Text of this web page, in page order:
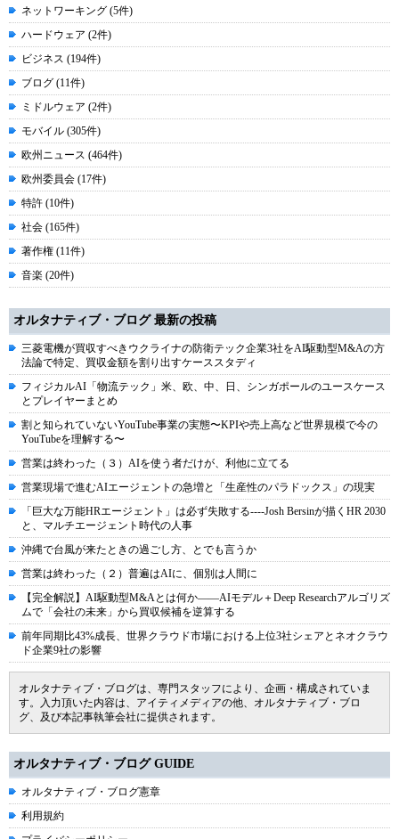
ネットワーキング (5件)
ハードウェア (2件)
ビジネス (194件)
ブログ (11件)
ミドルウェア (2件)
モバイル (305件)
欧州ニュース (464件)
欧州委員会 (17件)
特許 (10件)
社会 (165件)
著作権 (11件)
音楽 (20件)
オルタナティブ・ブログ 最新の投稿
三菱電機が買収すべきウクライナの防衛テック企業3社をAI駆動型M&Aの方
法論で特定、買収金額を割り出すケーススタディ
フィジカルAI「物流テック」米、欧、中、日、シンガポールのユースケース
とプレイヤーまとめ
割と知られていないYouTube事業の実態〜KPIや売上高など世界規模で今の
YouTubeを理解する〜
営業は終わった（３）AIを使う者だけが、利他に立てる
営業現場で進むAIエージェントの急増と「生産性のパラドックス」の現実
「巨大な万能HRエージェント」は必ず失敗する----Josh Bersinが描くHR 2030
と、マルチエージェント時代の人事
沖縄で台風が来たときの過ごし方、とでも言うか
営業は終わった（２）普遍はAIに、個別は人間に
【完全解説】AI駆動型M&Aとは何か――AIモデル＋Deep Researchアルゴリズ
ムで「会社の未来」から買収候補を逆算する
前年同期比43%成長、世界クラウド市場における上位3社シェアとネオクラウ
ド企業9社の影響
オルタナティブ・ブログは、専門スタッフにより、企画・構成されていま
す。入力頂いた内容は、アイティメディアの他、オルタナティブ・ブロ
グ、及び本記事執筆会社に提供されます。
オルタナティブ・ブログ GUIDE
オルタナティブ・ブログ憲章
利用規約